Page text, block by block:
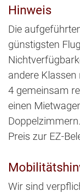
Hinweis
Die
günstigsten
andere Klassen
4 gemeinsam
einen
Doppelzimmern.
Preis zur EZ-
Wir sind